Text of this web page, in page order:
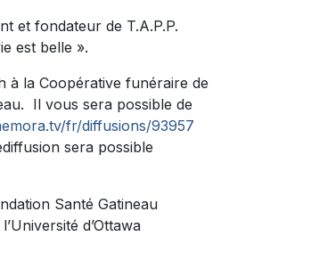
et fondateur de T.A.P.P.
est belle ».
à la Coopérative funéraire de
Il vous sera possible de
fr/diffusions/93957
sera possible
Santé Gatineau
d’Ottawa